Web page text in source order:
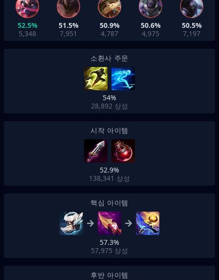
52.5%
5,348
51.5%
7,951
50.9%
4,787
50.6%
4,975
50.5%
7,197
소환사 주문
54%
28,892 상성
시작 아이템
52.9%
138,341 상성
핵심 아이템
57.3%
57,975 상성
후반 아이템